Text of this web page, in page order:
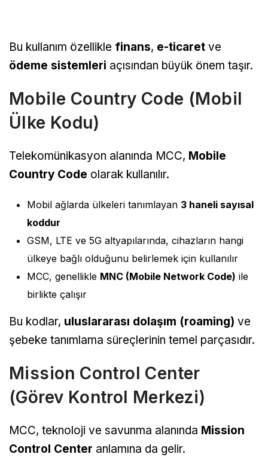
Bu kullanım özellikle finans, e-ticaret ve
ödeme sistemleri açısından büyük önem taşır.
Mobile Country Code (Mobil
Ülke Kodu)
Telekomünikasyon alanında MCC, Mobile
Country Code olarak kullanılır.
Mobil ağlarda ülkeleri tanımlayan 3 haneli sayısal
koddur
GSM, LTE ve 5G altyapılarında, cihazların hangi
ülkeye bağlı olduğunu belirlemek için kullanılır
MCC, genellikle MNC (Mobile Network Code) ile
birlikte çalışır
Bu kodlar, uluslararası dolaşım (roaming) ve
şebeke tanımlama süreçlerinin temel parçasıdır.
Mission Control Center
(Görev Kontrol Merkezi)
MCC, teknoloji ve savunma alanında Mission
Control Center anlamına da gelir.